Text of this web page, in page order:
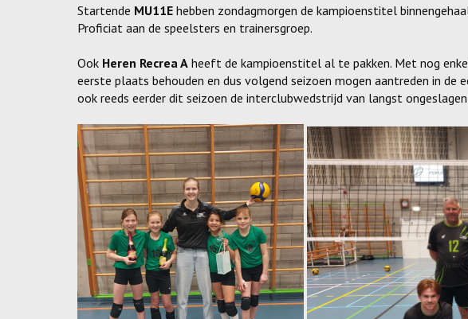
Startende MU11E hebben zondagmorgen de kampioenstitel
Proficiat aan de speelsters en trainersgroep.
Ook Heren Recrea A heeft de kampioenstitel al te pakken. Met nog
eerste plaats behouden en dus volgend seizoen mogen aantreden in de
ook reeds eerder dit seizoen de interclubwedstrijd van langst